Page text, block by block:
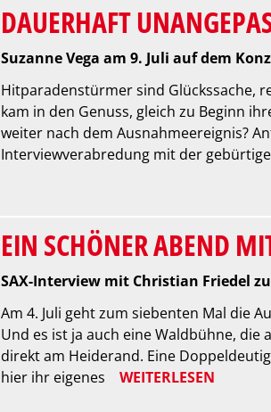
DAUERHAFT
Suzanne Vega am 9. Juli auf dem
Hitparadenstürmer sind Glückssache,
kam in den Genuss, gleich zu Beginn
weiter nach dem Ausnahmeereignis?
Interviewverabredung mit der
EIN SCHÖNER ABEND
SAX-Interview mit Christian Friedel
Am 4. Juli geht zum siebenten Mal die
Und es ist ja auch eine Waldbühne,
direkt am Heiderand. Eine
hier ihr eigenes
WEITERLESEN